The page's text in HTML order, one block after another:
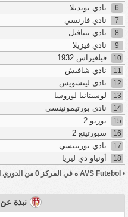
6
نادي تونديلا
7
نادي فارنسي
8
نادي بينافيل
9
نادي فيزيلا
10
فيلغيراس 1932
11
نادي شافيش
12
نادي ليتشويس
13
لوسيتانيا لوروسا
14
نادي بورتيمونينسي
15
بورتو 2
16
سبورتينغ 2
17
نادي توريينسي
18
أونياو دي ليريا
• AVS Futebol ه في المركز 0 من الدوري المحترف جدول
نبذة عن AVS Futebol